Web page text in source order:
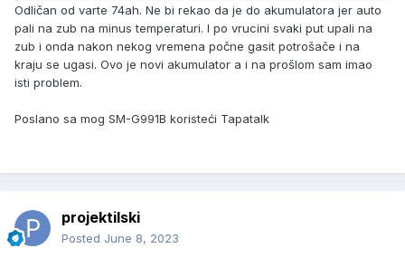
Odličan od varte 74ah. Ne bi rekao da je do akumulatora jer auto
pali na zub na minus temperaturi. I po vrucini svaki put upali na
zub i onda nakon nekog vremena počne gasit potrošače i na
kraju se ugasi. Ovo je novi akumulator a i na prošlom sam imao
isti problem.
Poslano sa mog SM-G991B koristeći Tapatalk
projektilski
Posted June 8, 2023